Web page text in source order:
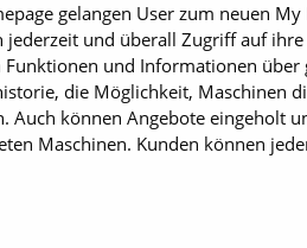
gelangen User zum neuen
jederzeit und überall Zugriff auf
und Informationen
die Möglichkeit, Maschinen
Auch können Angebote eingeholt
Maschinen. Kunden können